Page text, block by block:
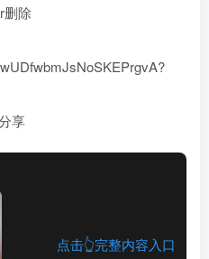
删除
享
点击👆完整内容入口